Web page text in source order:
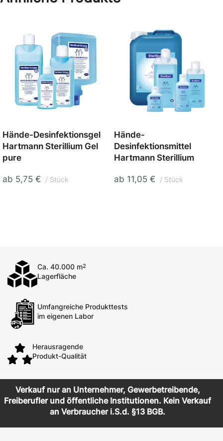
Hände-Desinfektionsgel
Hartmann Sterillium Gel
pure
ab 5,75 € Stück
Hände-
Desinfektionsmittel
Hartmann Sterillium
ab 11,05 € Stück
Ca. 40.000 m2
Lagerfläche
Umfangreiche Produkttests
im eigenen Labor
Herausragende
Produkt-Qualität
Verkauf nur an Unternehmer, Gewerbetreibende,
Freiberufler und öffentliche Institutionen. Kein Verkauf
an Verbraucher i.S.d. §13 BGB.